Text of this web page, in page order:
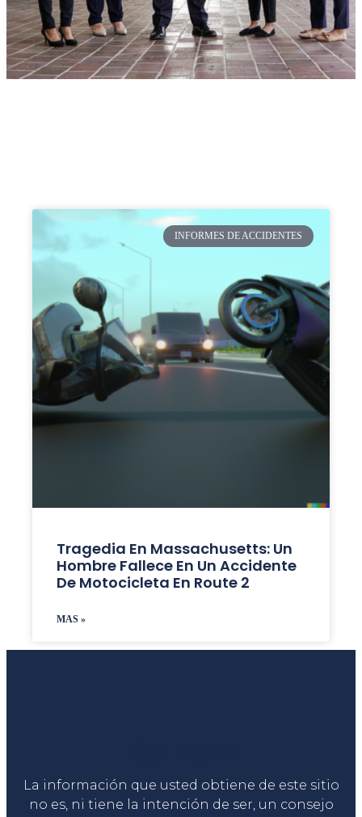
INFORMES DE ACCIDENTES
Tragedia En Massachusetts: Un
Hombre Fallece En Un Accidente
De Motocicleta En Route 2
MAS »
La información que usted obtiene de este sitio
no es, ni tiene la intención de ser, un consejo